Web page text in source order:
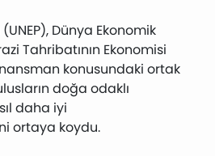
Dünya Ekonomik
Tahribatının Ekonomisi
konusundaki ortak
doğa odaklı
daha iyi
ortaya koydu.